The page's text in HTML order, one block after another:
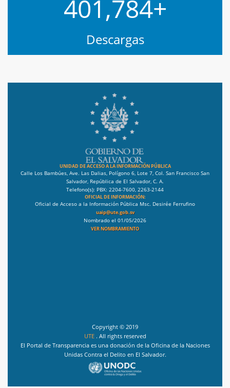
401,784+
Descargas
UNIDAD DE ACCESO A LA INFORMACIÓN PÚBLICA
Calle Los Bambúes, Ave. Las Dalias, Polígono 6, Lote 7, Col. San Francisco San
Salvador, República de El Salvador, C. A.
Telefono(s): PBX: 2204-7600, 2263-2144
OFICIAL DE INFORMACIÓN:
Oficial de Acceso a la Información Pública Msc. Desirée Ferrufino
uaip@ute.gob.sv
Nombrado el 01/05/2026
VER NOMBRAMIENTO
Copyright © 2019
UTE. All rights reserved
El Portal de Transparencia es una donación de la Oficina de la Naciones
Unidas Contra el Delito en El Salvador.